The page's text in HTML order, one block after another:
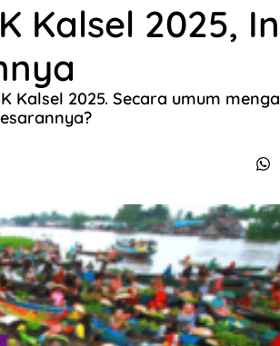
Kalsel 2025,
Kalsel 2025. Secara umum